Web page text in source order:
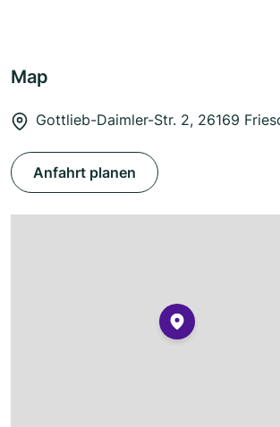
Map
Gottlieb-Daimler-Str. 2, 26169
Anfahrt planen